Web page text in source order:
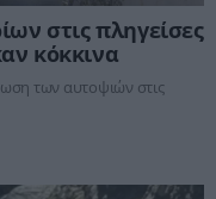
στις πληγείσες
κόκκινα
των αυτοψιών στις